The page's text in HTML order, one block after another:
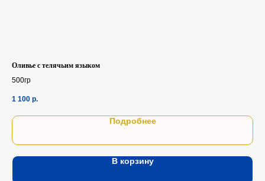
Оливье с телячьим языком
500гр
1 100 р.
Подробнее
В корзину